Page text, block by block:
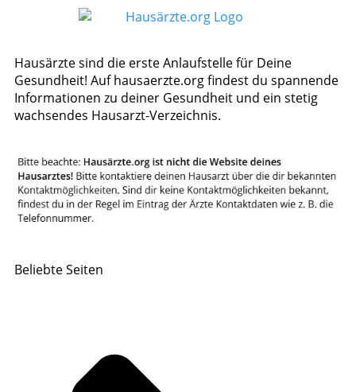
Hausärzte sind die erste Anlaufstelle für Deine
Gesundheit! Auf hausaerzte.org findest du spannende
Informationen zu deiner Gesundheit und ein stetig
wachsendes Hausarzt-Verzeichnis.
Beliebte Seiten